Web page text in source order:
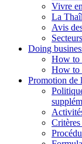
Vivre
La
Avis
Doing
How to
How to
Promotion de